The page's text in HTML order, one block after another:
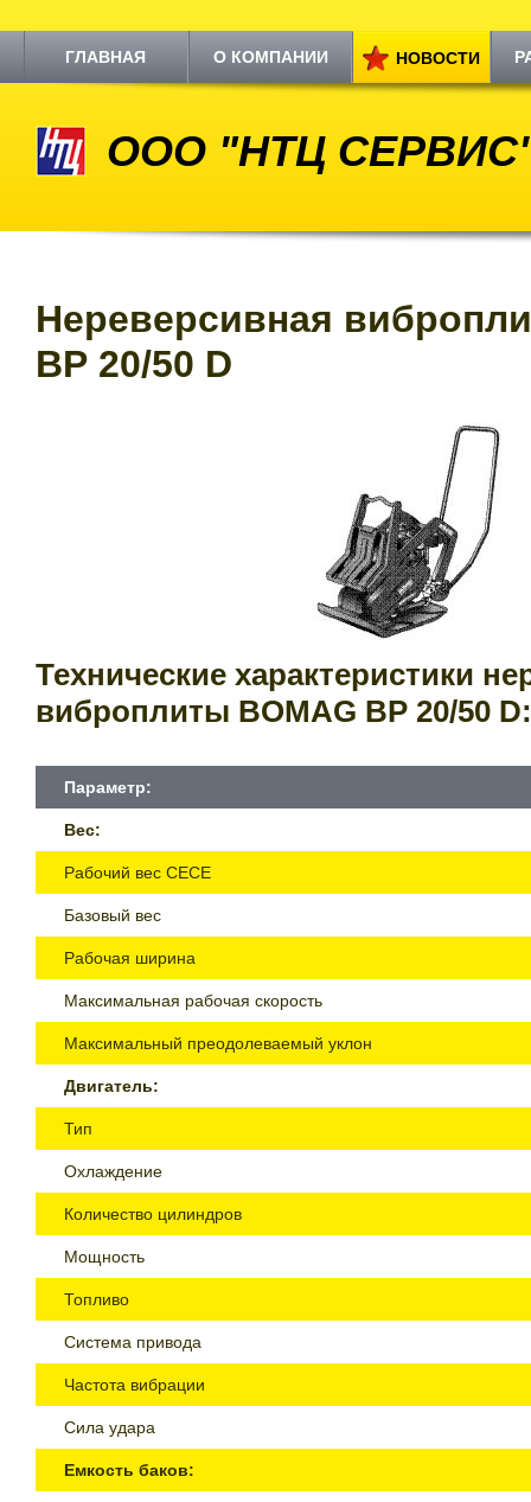
ГЛАВНАЯ О КОМПАНИИ НОВОСТИ
ООО "НТЦ
Нереверсивная
ВР 20/50 D
Технические характеристики
виброплиты BOMAG ВР 20/50 D:
Параметр:
Вес:
Рабочий вес СЕСЕ
Базовый вес
Рабочая ширина
Максимальная рабочая скорость
Максимальный преодолеваемый уклон
Двигатель:
Тип
Охлаждение
Количество цилиндров
Мощность
Топливо
Система привода
Частота вибрации
Сила удара
Емкость баков: